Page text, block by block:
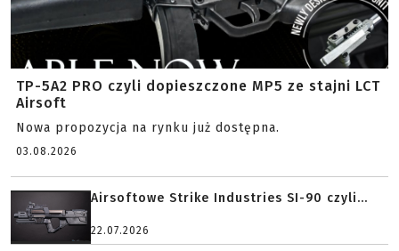
TP-5A2 PRO czyli dopieszczone MP5 ze stajni LCT
Airsoft
Nowa propozycja na rynku już dostępna.
03.08.2026
Airsoftowe Strike Industries SI-90 czyli...
22.07.2026